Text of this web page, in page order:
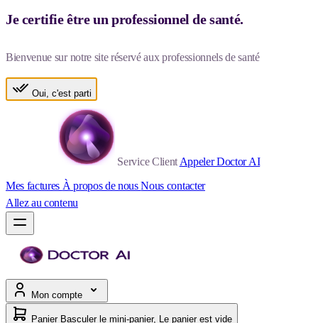
Je certifie être un professionnel de santé.
Bienvenue sur notre site réservé aux professionnels de santé
Oui, c'est parti
Service Client Appeler Doctor AI
Mes factures À propos de nousNous contacter
Allez au contenu
Mon compte
Panier Basculer le mini-panier, Le panier est vide